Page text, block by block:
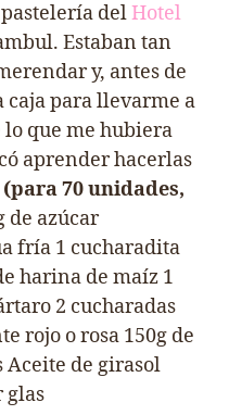
delHotel
Estaban tan
y, antes de
para llevarme a
lo que me hubiera
aprender hacerlas
70 unidades,
de azúcar
fría 1 cucharadita
harina de maíz 1
2 cucharadas
rojo o rosa 150g de
Aceite de girasol
glas